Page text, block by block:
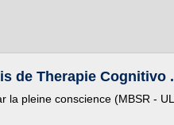
de Therapie Cognitivo
la pleine conscience (MBSR -